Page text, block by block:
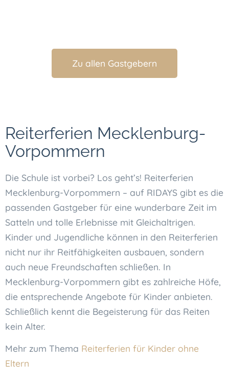
Zu allen Gastgebern
Reiterferien Mecklenburg-
Vorpommern
Die Schule ist vorbei? Los geht’s! Reiterferien
Mecklenburg-Vorpommern – auf RIDAYS gibt es die
passenden Gastgeber für eine wunderbare Zeit im
Satteln und tolle Erlebnisse mit Gleichaltrigen.
Kinder und Jugendliche können in den Reiterferien
nicht nur ihr Reitfähigkeiten ausbauen, sondern
auch neue Freundschaften schließen. In
Mecklenburg-Vorpommern gibt es zahlreiche Höfe,
die entsprechende Angebote für Kinder anbieten.
Schließlich kennt die Begeisterung für das Reiten
kein Alter.
Mehr zum Thema Reiterferien für Kinder ohne
Eltern